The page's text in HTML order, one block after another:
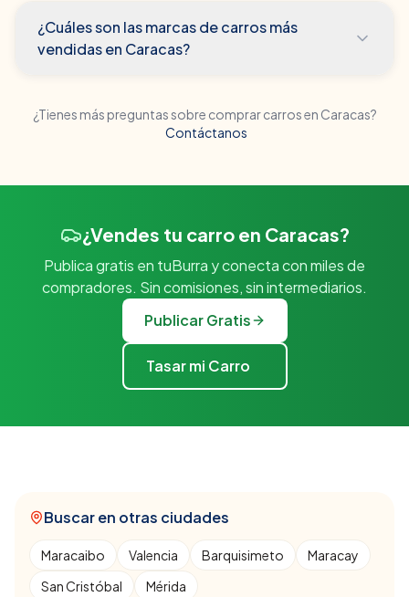
¿Cuáles son las marcas de carros más
vendidas en Caracas?
¿Tienes más preguntas sobre comprar carros en Caracas?
Contáctanos
¿Vendes tu carro en Caracas?
Publica gratis en tuBurra y conecta con miles de
compradores. Sin comisiones, sin intermediarios.
Publicar Gratis
Tasar mi Carro
Buscar en otras ciudades
Maracaibo Valencia Barquisimeto
Maracay
San Cristóbal
Mérida